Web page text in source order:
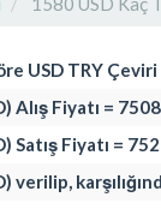
USD TRY
Alış Fiyatı =
Satış Fiyatı =
verilip,